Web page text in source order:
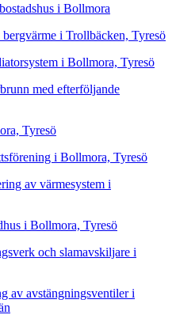
i Bollmora
i Trollbäcken, Tyresö
i Bollmora, Tyresö
med efterföljande
Tyresö
i Bollmora, Tyresö
av värmesystem i
i Bollmora, Tyresö
och slamavskiljare i
av avstängningsventiler i